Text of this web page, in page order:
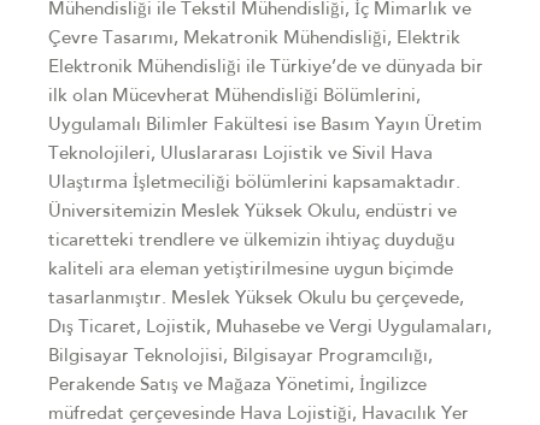
Mühendisliği ile Tekstil Mühendisliği, İç Mimarlık ve
Çevre Tasarımı, Mekatronik Mühendisliği, Elektrik
Elektronik Mühendisliği ile Türkiye’de ve dünyada bir
ilk olan Mücevherat Mühendisliği Bölümlerini,
Uygulamalı Bilimler Fakültesi ise Basım Yayın Üretim
Teknolojileri, Uluslararası Lojistik ve Sivil Hava
Ulaştırma İşletmeciliği bölümlerini kapsamaktadır.
Üniversitemizin Meslek Yüksek Okulu, endüstri ve
ticaretteki trendlere ve ülkemizin ihtiyaç duyduğu
kaliteli ara eleman yetiştirilmesine uygun biçimde
tasarlanmıştır. Meslek Yüksek Okulu bu çerçevede,
Dış Ticaret, Lojistik, Muhasebe ve Vergi Uygulamaları,
Bilgisayar Teknolojisi, Bilgisayar Programcılığı,
Perakende Satış ve Mağaza Yönetimi, İngilizce
müfredat çerçevesinde Hava Lojistiği, Havacılık Yer